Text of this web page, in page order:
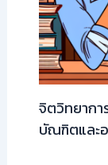
จิตวิทยากา
บัณฑิตและ